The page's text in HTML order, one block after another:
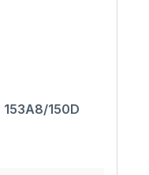
150D